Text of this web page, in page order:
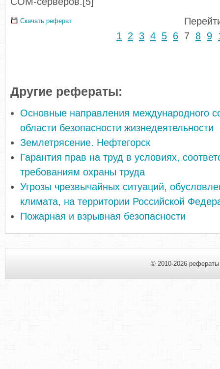
Скачать реферат
1
2 3 4 5 6 7 8 9
Другие рефераты:
Основные направления международного
области безопасности жизнедеятельности
Землетрясение. Нефтегорск
Гарантия прав на труд в условиях,
требованиям охраны труда
Угрозы чрезвычайных ситуаций,
климата, на территории Российской
Пожарная и взрывная безопасности
© 2010-2026 рефераты